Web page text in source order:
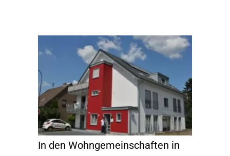
In den Wohngemeinschaften in